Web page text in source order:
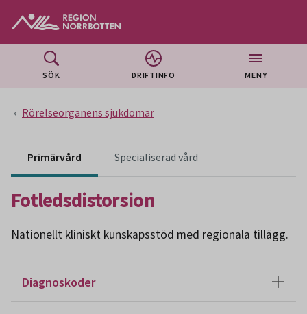
SÖK DRIFTINFO MENY
Rörelseorganens sjukdomar
Primärvård Specialiserad vård
Fotledsdistorsion
Nationellt kliniskt kunskapsstöd med regionala tillägg.
Diagnoskoder